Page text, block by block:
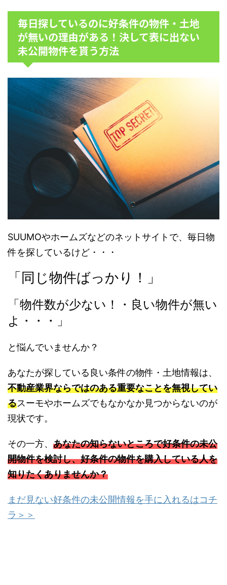
毎日探しているのに好条件の物件・土地
が無いの理由がある！決して表に出ない
未公開物件を貰う方法
SUUMOやホームズなどのネットサイトで、毎日物
件を探しているけど・・・
「同じ物件ばっかり！」
「物件数が少ない！・良い物件が無い
よ・・・」
と悩んでいませんか？
あなたが探している良い条件の物件・土地情報は、
不動産業界ならではのある重要なことを無視してい
るスーモやホームズでもなかなか見つからないのが
現状です。
その一方、 あなたの知らないところで好条件の未公
開物件を検討し、好条件の物件を購入している人を
知りたくありませんか？
まだ見ない好条件の未公開情報を手に入れるはコチ
ラ＞＞